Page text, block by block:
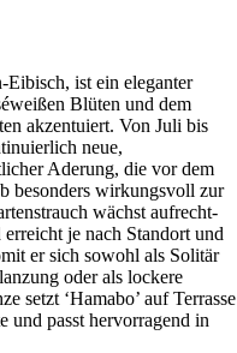
Eibisch, ist ein eleganter
Blüten und dem
akzentuiert. Von Juli bis
neue,
Aderung, die vor dem
besonders wirkungsvoll zur
wächst aufrecht-
je nach Standort und
er sich sowohl als Solitär
oder als lockere
setzt ‘Hamabo’ auf Terrasse
und passt hervorragend in